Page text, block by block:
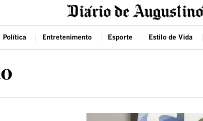
Política Entretenimento Esporte Estilo de Vida